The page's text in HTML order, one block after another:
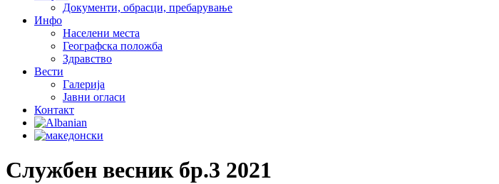
Документи, обрасци, пребарување
Инфо
Населени места
Географска положба
Здравство
Вести
Галеријa
Јавни огласи
Контакт
Службен весник бр.3 2021